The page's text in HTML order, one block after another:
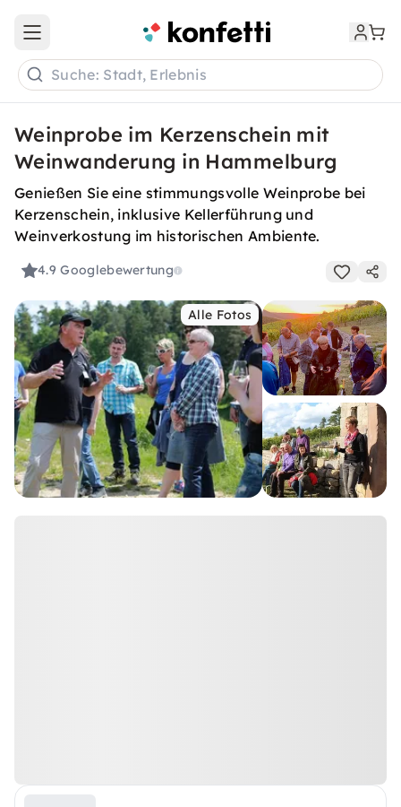
Open main menu
Suche: Stadt, Erlebnis
Weinprobe im Kerzenschein mit
Weinwanderung in Hammelburg
Genießen Sie eine stimmungsvolle Weinprobe bei
Kerzenschein, inklusive Kellerführung und
Weinverkostung im historischen Ambiente.
4.9Googlebewertung
Alle Fotos